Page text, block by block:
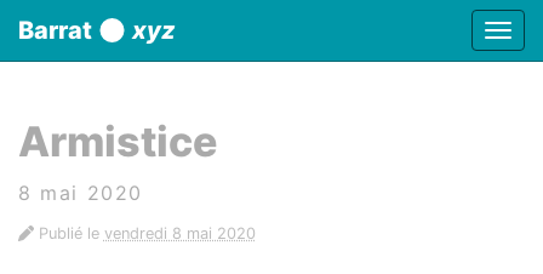
Barrat xyz
Armistice
8 mai 2020
Publié le vendredi 8 mai 2020
Panneau de gestion des cookies